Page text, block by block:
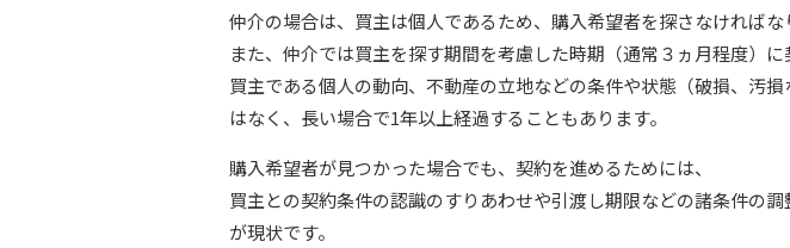
仲介の場合は、買主は個人であるため、購入希望者を探さなければな
また、仲介では買主を探す期間を考慮した時期（通常３ヵ月程度）
買主である個人の動向、不動産の立地などの条件や状態（破損、汚
はなく、長い場合で1年以上経過することもあります。
購入希望者が見つかった場合でも、契約を進めるためには、
買主との契約条件の認識のすりあわせや引渡し期限などの諸条件の
が現状です。